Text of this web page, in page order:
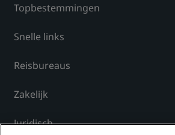
Topbestemmingen
Snelle links
Reisbureaus
Zakelijk
Juridisch